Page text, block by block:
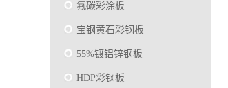
氟碳彩涂板
宝钢黄石彩钢板
55%镀铝锌钢板
HDP彩钢板